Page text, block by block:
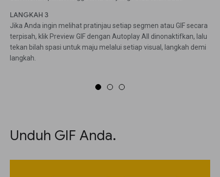
LANGKAH 3
Jika Anda ingin melihat pratinjau setiap segmen atau GIF secara
terpisah, klik Preview GIF dengan Autoplay All dinonaktifkan, lalu
tekan bilah spasi untuk maju melalui setiap visual, langkah demi
langkah.
Unduh GIF Anda.